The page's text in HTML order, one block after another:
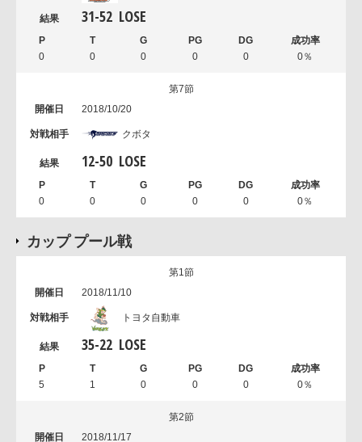
31-52 LOSE
0 0 0 0 0 0％
第7節
2018/10/20
クボタ
12-50 LOSE
0 0 0 0 0 0％
カップ プール戦
第1節
2018/11/10
トヨタ自動車
35-22 LOSE
5 1 0 0 0 0％
第2節
2018/11/17